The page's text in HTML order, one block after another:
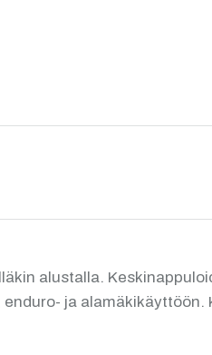
alustalla.
ja alamäkikäyttöön.